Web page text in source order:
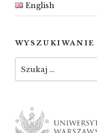
English
WYSZUKIWANIE